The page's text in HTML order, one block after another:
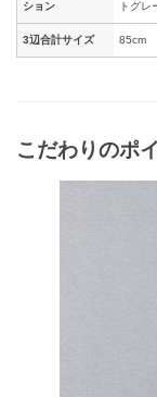
ション
トグレ
3辺合計サイズ 85cm
こだわりのポ